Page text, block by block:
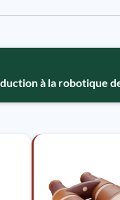
à la robotique